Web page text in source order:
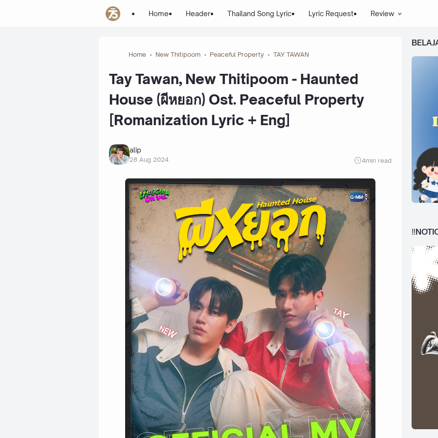
Home Header Thailand Song Lyric Lyric Request Review
Home New Thitipoom Peaceful Property TAY TAWAN
Tay Tawan, New Thitipoom - Haunted
House (ผีหยอก) Ost. Peaceful Property
[Romanization Lyric + Eng]
alip
28 Aug 2024 4min read